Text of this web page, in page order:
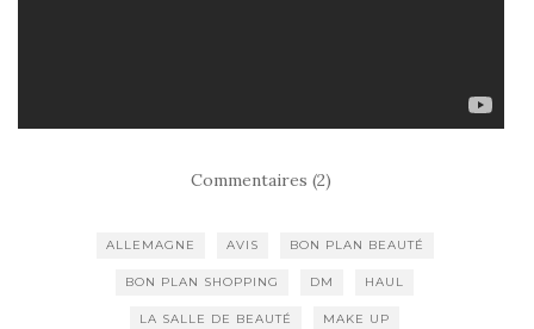
Commentaires (2)
ALLEMAGNE AVIS BON PLAN BEAUTÉ
BON PLAN SHOPPING DM HAUL
LA SALLE DE BEAUTÉ MAKE UP